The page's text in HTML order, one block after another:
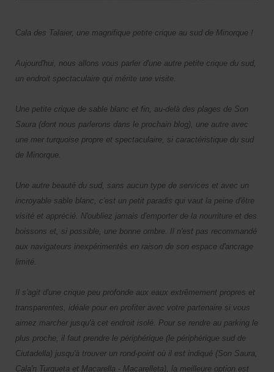
Cala des Talaier, une magnifique petite crique au sud de Minorque !
Aujourd'hui, nous allons vous parler d'une autre petite crique du sud,
un endroit spectaculaire qui mérite une visite.
Une petite crique de sable blanc et fin, au-delà des plages de Son
Saura (dont nous parlerons dans le prochain blog), une autre avec
une mer turquoise propre et spectaculaire, si caractéristique du sud
de Minorque.
Une autre beauté du sud, sans aucun type de services et avec un
incroyable sable blanc, c'est un petit paradis qui vaut la peine d'être
visité et apprécié. N'oubliez jamais d'emporter de la nourriture et des
boissons et, si possible, une bonne ombre. Il n'est pas recommandé
aux navigateurs inexpérimentés en raison de son espace d'ancrage
limité.
Il s'agit d'une crique peu profonde aux eaux extrêmement propres et
transparentes, idéale pour en profiter avec votre partenaire si vous
aimez marcher jusqu'à cet endroit isolé. Pour se rendre au parking le
plus proche, il faut prendre le périphérique (le périphérique sud de
Ciutadella) jusqu'à trouver un rond-point où il est indiqué (Son Saura,
Cala'n Turqueta et Macarella - Macarelleta), la meilleure option est